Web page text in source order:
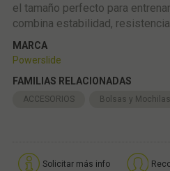
el tamaño perfecto para
combina estabilidad,
MARCA
Powerslide
FAMILIAS RELACIONADAS
ACCESORIOS Bolsas y Mochilas
Solicitar más info